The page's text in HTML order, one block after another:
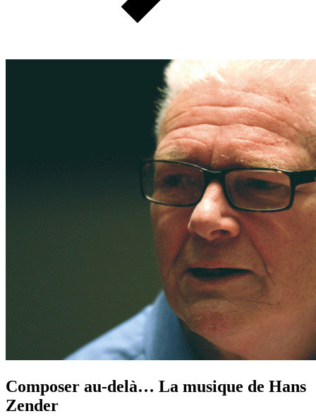
Composer au-delà… La musique de Hans
Zender